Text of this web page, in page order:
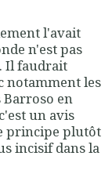
l'avait
n'est pas
Il faudrait
notamment les
en
un avis
principe plutôt
incisif dans la